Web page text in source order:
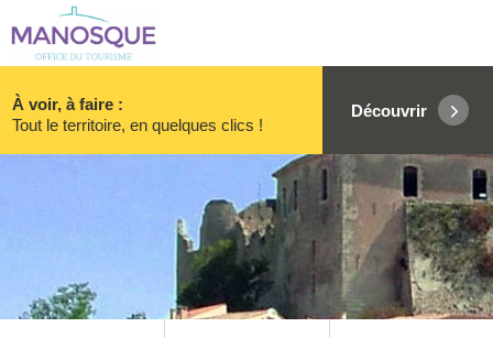
À voir, à faire :
Tout le territoire, en quelques clics !
Découvrir